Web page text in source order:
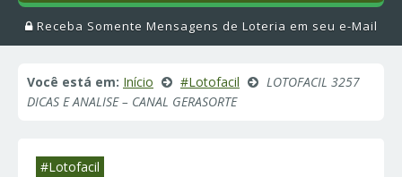
Receba Somente Mensagens de Loteria em seu e-Mail
Você está em: Início #Lotofacil
LOTOFACIL 3257
DICAS E ANALISE – CANAL GERASORTE
#Lotofacil